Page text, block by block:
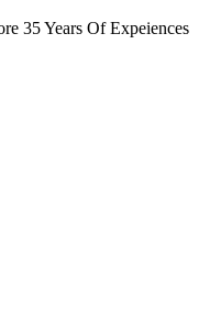
35 Years Of Expeiences